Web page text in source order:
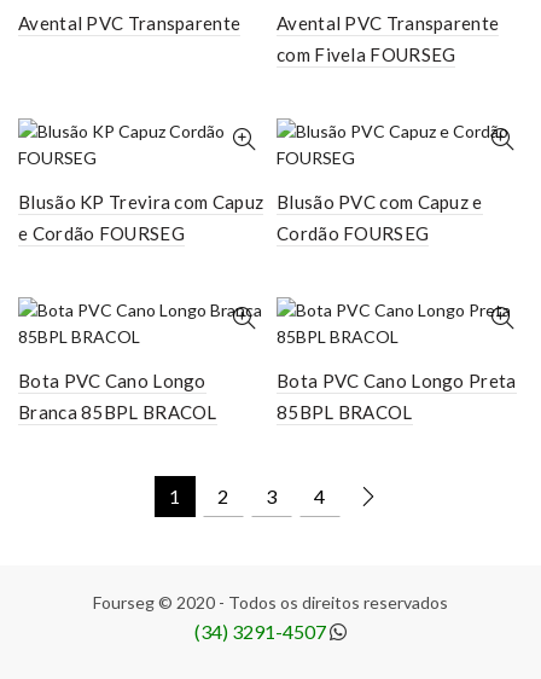
Avental PVC Transparente
Avental PVC Transparente
com Fivela FOURSEG
Blusão KP Trevira com Capuz
e Cordão FOURSEG
Blusão PVC com Capuz e
Cordão FOURSEG
Bota PVC Cano Longo
Branca 85BPL BRACOL
Bota PVC Cano Longo Preta
85BPL BRACOL
1 2 3 4
Fourseg © 2020 - Todos os direitos reservados
(34) 3291-4507